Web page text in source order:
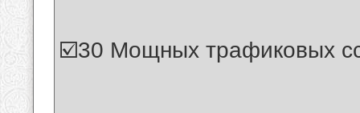
☑️30 Мощных трафиковых